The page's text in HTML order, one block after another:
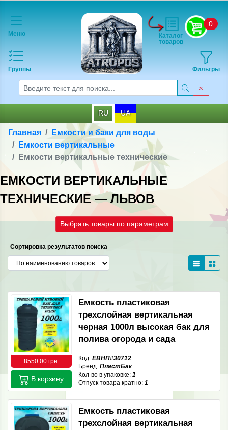
Меню
Группы
0
Фильтры
Каталог
товаров
RU UA
Главная
Емкости и баки для воды
Емкости вертикальные
Емкости вертикальные технические
ЕМКОСТИ ВЕРТИКАЛЬНЫЕ
ТЕХНИЧЕСКИЕ — ЛЬВОВ
Выбрать товары по параметрам
Сортировка результатов поиска
8550.00 грн.
Емкость пластиковая
трехслойная вертикальная
черная 1000л высокая бак для
полива огорода и сада
Код: ЕВНП#30712
Бренд: ПластБак
Кол-во в упаковке: 1
Отпуск товара кратно: 1
В корзину
Емкость пластиковая
трехслойная вертикальная